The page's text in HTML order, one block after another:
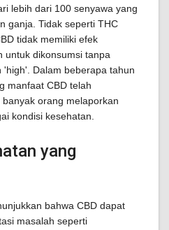
lebih dari 100 senyawa yang
ganja. Tidak seperti THC
tidak memiliki efek
untuk dikonsumsi tanpa
'high'. Dalam beberapa tahun
manfaat CBD telah
orang melaporkan
kondisi kesehatan.
yang
bahwa CBD dapat
masalah seperti